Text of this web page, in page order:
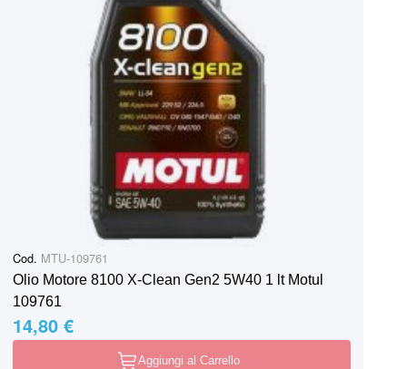
Cod. MTU-109761
Olio Motore 8100 X-Clean Gen2 5W40 1 lt Motul
109761
14,80 €
Aggiungi al Carrello